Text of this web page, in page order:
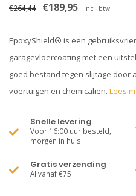
€264,44 €189,95 Incl. btw
EpoxyShield® is een
garagevloercoating met een
goed bestand tegen slijtage door
voertuigen en chemicaliën. Lees
Snelle levering
Voor 16:00 uur besteld,
morgen in huis
Gratis verzending
Al vanaf €75